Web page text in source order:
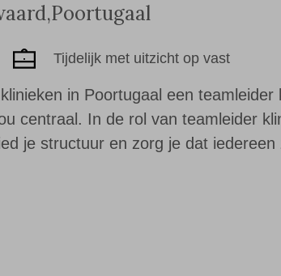
Tijdelijk met uitzicht op vast
in Poortugaal een teamleider
centraal. In de rol van teamleider
je structuur en zorg je dat iedereen